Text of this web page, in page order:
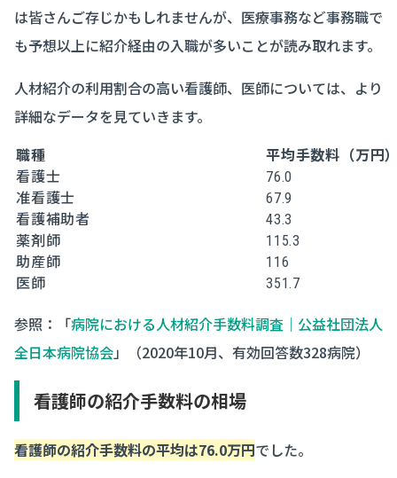
は皆さんご存じかもしれませんが、医療事務など事務職で
も予想以上に紹介経由の入職が多いことが読み取れます。
人材紹介の利用割合の高い看護師、医師については、より
詳細なデータを見ていきます。
職種
平均手数料（万円
看護士
76.0
准看護士
67.9
看護補助者
43.3
薬剤師
115.3
助産師
116
医師
351.7
参照：「病院における人材紹介手数料調査｜公益社団法人
全日本病院協会」（2020年10月、有効回答数328病院）
看護師の紹介手数料の相場
看護師の紹介手数料の平均は76.0万円でした。